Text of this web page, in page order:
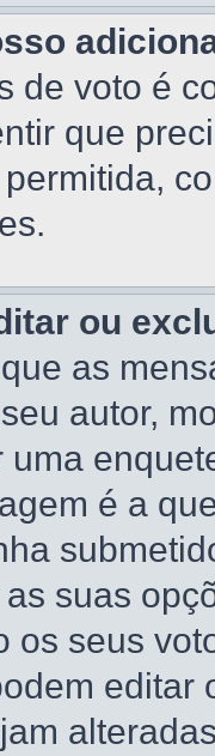
de voto é
que
ou
as
autor,
uma
é a
suas
os seus
editar